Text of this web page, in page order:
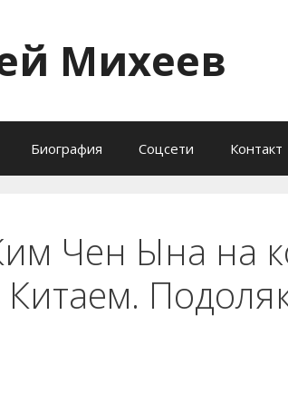
Михеев
Биография Соцсети Контакт
Чен Ына на